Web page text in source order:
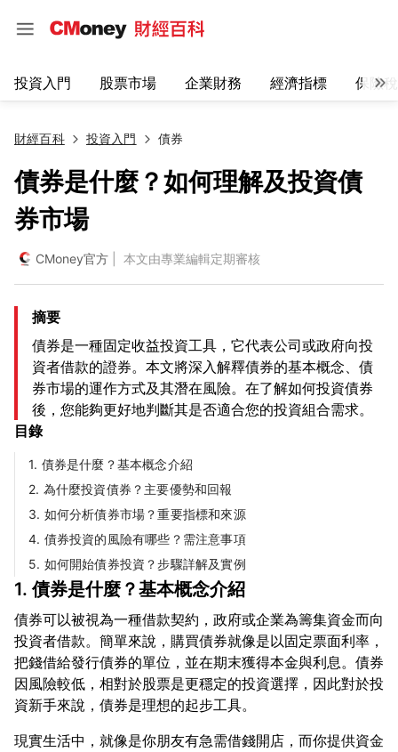
投資入門 股票市場 企業財務 經濟指標 保險
財經百科 投資入門 債券
債券是什麼？如何理解及投資債
券市場
CMoney官方 | 本文由專業編輯定期審核
摘要
債券是一種固定收益投資工具，它代表公司或政府向投
資者借款的證券。本文將深入解釋債券的基本概念、債
券市場的運作方式及其潛在風險。在了解如何投資債券
後，您能夠更好地判斷其是否適合您的投資組合需求。
目錄
1. 債券是什麼？基本概念介紹
2. 為什麼投資債券？主要優勢和回報
3. 如何分析債券市場？重要指標和來源
4. 債券投資的風險有哪些？需注意事項
5. 如何開始債券投資？步驟詳解及實例
1. 債券是什麼？基本概念介紹
債券可以被視為一種借款契約，政府或企業為籌集資金而向
投資者借款。簡單來說，購買債券就像是以固定票面利率，
把錢借給發行債券的單位，並在期末獲得本金與利息。債券
因風險較低，相對於股票是更穩定的投資選擇，因此對於投
現實生活中，就像是你朋友有急需借錢開店，而你提供資金